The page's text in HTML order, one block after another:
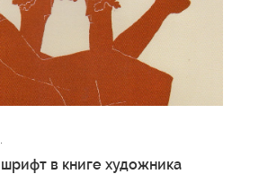
в книге художника